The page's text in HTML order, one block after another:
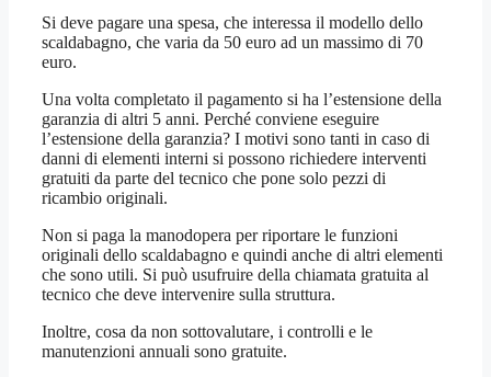
Si deve pagare una spesa, che interessa il modello dello
scaldabagno, che varia da 50 euro ad un massimo di 70
euro.
Una volta completato il pagamento si ha l’estensione della
garanzia di altri 5 anni. Perché conviene eseguire
l’estensione della garanzia? I motivi sono tanti in caso di
danni di elementi interni si possono richiedere interventi
gratuiti da parte del tecnico che pone solo pezzi di
ricambio originali.
Non si paga la manodopera per riportare le funzioni
originali dello scaldabagno e quindi anche di altri elementi
che sono utili. Si può usufruire della chiamata gratuita al
tecnico che deve intervenire sulla struttura.
Inoltre, cosa da non sottovalutare, i controlli e le
manutenzioni annuali sono gratuite.